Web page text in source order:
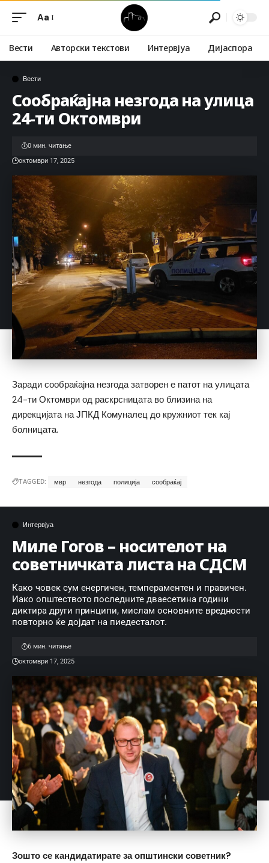
Aa
Вести Авторски текстови Интервјуа Дијаспора
Вести
Сообраќајна незгода на улица
24-ти Октомври
октомври 17, 2025
0 мин. читање
Заради сообраќајна незгода затворен е патот на улицата
24-ти Октомври од раскрсницата во близина на
дирекцијата на ЈПКД Комуналец до кружниот тек кај
болницата.
TAGGED: мвр незгода полиција сообраќај
Интервјуа
Миле Гогов – носителот на
советничката листа на СДСМ
Како човек сум енергичен, темпераментен и правичен.
Иако општеството последните дваесетина години
диктира други принципи, мислам основните вредности
повторно ќе дојдат на пиедесталот.
октомври 17, 2025
6 мин. читање
Зошто се кандидатирате за општински советник?